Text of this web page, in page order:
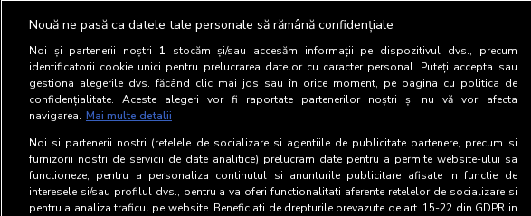
Nouă ne pasă ca datele tale personale să rămână confidențiale
Noi și partenerii noștri 1 stocăm și/sau accesăm informații pe dispozitivul dvs., precum
identificatorii cookie unici pentru prelucrarea datelor cu caracter personal. Puteți accepta sau
gestiona alegerile dvs. făcând clic mai jos sau în orice moment, pe pagina cu politica de
confidențialitate. Aceste alegeri vor fi raportate partenerilor noștri și nu vă vor afecta
navigarea. Mai multe detalii
Noi si partenerii nostri (retelele de socializare si agentiile de publicitate partenere, precum si
furnizorii nostri de servicii de date analitice) prelucram date pentru a permite website-ului sa
functioneze, pentru a personaliza continutul si anunturile publicitare afisate in functie de
interesele si/sau profilul dvs., pentru a va oferi functionalitati aferente retelelor de socializare si
pentru a analiza traficul pe website. Beneficiati de drepturile prevazute de art. 15-22 din GDPR in